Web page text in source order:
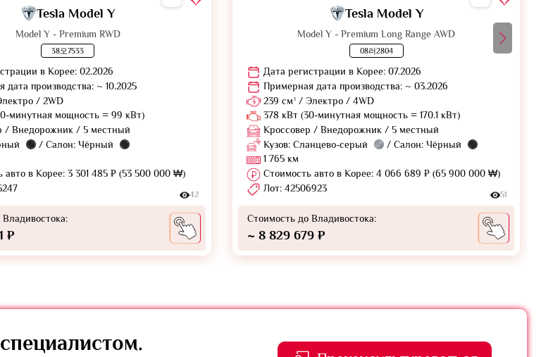
Tesla Model Y
Model Y - Premium RWD
38오7533
в Корее: 02.2026
дата производства: ~ 10.2025
/ 2WD
минутная мощность = 99 кВт)
/ Внедорожник / 5 местный
/ Салон: Чёрный
авто в Корее: 3 301 485 ₽ (53 500 000 ₩)
42
₽
Tesla Model Y
Model Y - Premium Long Range AWD
08러2804
Дата регистрации в Корее: 07.2026
Примерная дата производства: ~ 03.2026
239 см³ / Электро / 4WD
378 кВт (30-минутная мощность = 170.1 кВт)
Кроссовер / Внедорожник / 5 местный
Кузов: Сланцево-серый
/ Салон: Чёрный
1 765 км
Стоимость авто в Корее: 4 066 689 ₽ (65 900 000 ₩)
Лот: 42506923
51
Стоимость до Владивостока:
~ 8 829 679 ₽